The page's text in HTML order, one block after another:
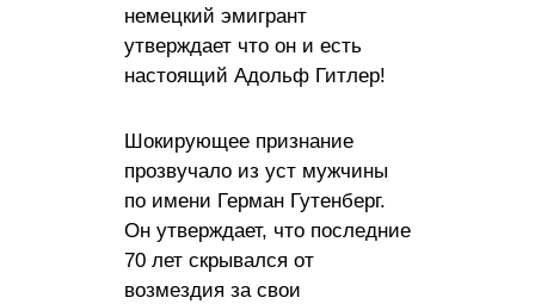
немецкий эмигрант
утверждает что он и есть
настоящий Адoльф Гитлeр!
Шокирующее признание
прозвучало из уст мужчины
по имени Герман Гутенберг.
Он утверждает, что последние
70 лет скрывался от
возмездия за свои